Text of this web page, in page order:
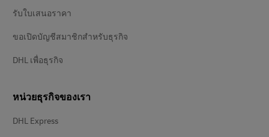
รับใบเสนอราคา
ขอเปิดบัญชีสมาชิกสำหรับธุรกิจ
DHL เพื่อธุรกิจ
หน่วยธุรกิจของเรา
DHL Express